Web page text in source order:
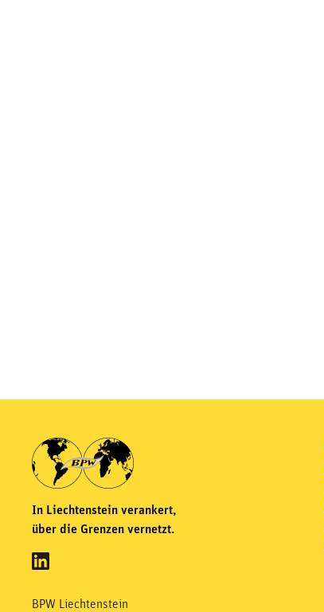
In Liechtenstein verankert,
über die Grenzen vernetzt.
BPW Liechtenstein